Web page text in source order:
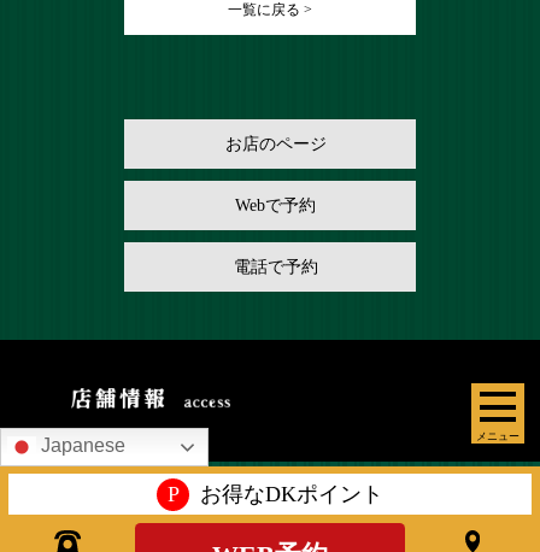
メニュー
一覧に戻る >
お店のページ
Webで予約
電話で予約
Japanese
P お得なDKポイント